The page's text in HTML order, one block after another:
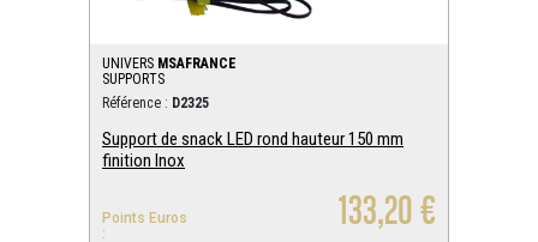
UNIVERS MSAFRANCE
SUPPORTS
Référence : D2325
Support de snack LED rond hauteur 150 mm
finition Inox
Points Euros
:
133,20 €